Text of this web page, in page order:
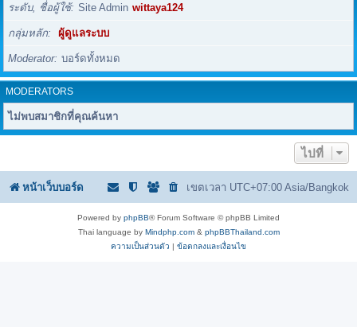
ระดับ, ชื่อผู้ใช้ Site Admin wittaya124
กลุ่มหลัก ผู้ดูแลระบบ
Moderator บอร์ดทั้งหมด
MODERATORS
ไม่พบสมาชิกที่คุณค้นหา
ไปที่
หน้าเว็บบอร์ด เขตเวลา UTC+07:00 Asia/Bangkok
Powered by phpBB® Forum Software © phpBB Limited
Thai language by Mindphp.com& phpBBThailand.com
ความเป็นส่วนตัว | ข้อตกลงและเงื่อนไข